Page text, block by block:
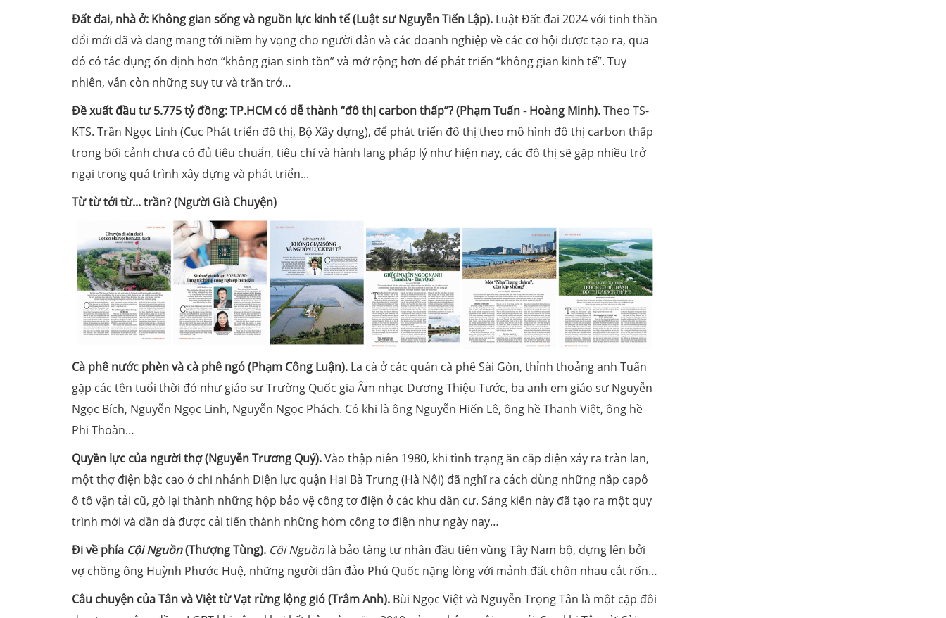
Đất đai, nhà ở: Không gian sống và nguồn lực kinh tế (Luật sư Nguyễn Tiến Lập). Luật Đất đai 2024 với tinh thần
đổi mới đã và đang mang tới niềm hy vọng cho người dân và các doanh nghiệp về các cơ hội được tạo ra, qua
đó có tác dụng ổn định hơn “không gian sinh tồn” và mở rộng hơn để phát triển “không gian kinh tế”. Tuy
nhiên, vẫn còn những suy tư và trăn trở…
Ðề xuất đầu tư 5.775 tỷ đồng: TP.HCM có dễ thành “đô thị carbon thấp”? (Phạm Tuấn - Hoàng Minh).Theo TS-
KTS. Trần Ngọc Linh (Cục Phát triển đô thị, Bộ Xây dựng), để phát triển đô thị theo mô hình đô thị carbon thấp
trong bối cảnh chưa có đủ tiêu chuẩn, tiêu chí và hành lang pháp lý như hiện nay, các đô thị sẽ gặp nhiều trở
ngại trong quá trình xây dựng và phát triển...
Từ từ tới từ... trần? (Người Già Chuyện)
Cà phê nước phèn và cà phê ngó (Phạm Công Luận). La cà ở các quán cà phê Sài Gòn, thỉnh thoảng anh Tuấn
gặp các tên tuổi thời đó như giáo sư Trường Quốc gia Âm nhạc Dương Thiệu Tước, ba anh em giáo sư Nguyễn
Ngọc Bích, Nguyễn Ngọc Linh, Nguyễn Ngọc Phách. Có khi là ông Nguyễn Hiến Lê, ông hề Thanh Việt, ông hề
Phi Thoàn…
Quyền lực của người thợ (Nguyễn Trương Quý).Vào thập niên 1980, khi tình trạng ăn cắp điện xảy ra tràn lan,
một thợ điện bậc cao ở chi nhánh Điện lực quận Hai Bà Trưng (Hà Nội) đã nghĩ ra cách dùng những nắp capô
ô tô vận tải cũ, gò lại thành những hộp bảo vệ công tơ điện ở các khu dân cư. Sáng kiến này đã tạo ra một quy
trình mới và dần dà được cải tiến thành những hòm công tơ điện như ngày nay…
Đi về phía Cội Nguồn(Thượng Tùng). Cội Nguồn là bảo tàng tư nhân đầu tiên vùng Tây Nam bộ, dựng lên bởi
vợ chồng ông Huỳnh Phước Huệ, những người dân đảo Phú Quốc nặng lòng với mảnh đất chôn nhau cắt rốn…
Câu chuyện của Tân và Việt từ Vạt rừng lộng gió (Trâm Anh). Bùi Ngọc Việt và Nguyễn Trọng Tân là một cặp đôi